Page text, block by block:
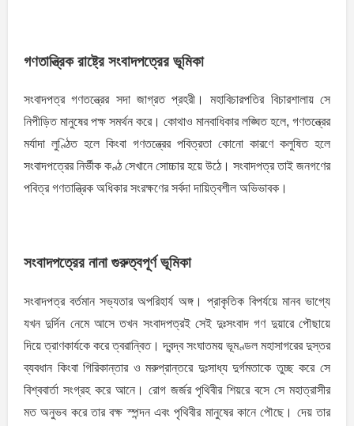
গণতান্ত্রিক রাষ্ট্রে সংবাদপত্রের ভূমিকা
সংবাদপত্র গণতন্ত্রের সদা জাগ্রত প্রহরী। মহাবিচারপতির বিচারশালায় সে
নিপীড়িত মানুষের পক্ষ সমর্থন করে। কোথাও মানবাধিকার লঙ্ঘিত হলে, গণতন্ত্রের
মর্যাদা লুণ্ঠিত হলে কিংবা গণতন্ত্রের পবিত্রতা কোনাে কারণে কলুষিত হলে
সংবাদপত্রের নির্ভীক কণ্ঠ সেখানে সোচ্চার হয়ে উঠে। সংবাদপত্র তাই জনগণের
পবিত্র গণতান্ত্রিক অধিকার সংরক্ষণের সর্বদা দায়িত্বশীল অভিভাবক।
সংবাদপত্রের নানা গুরুত্বপূর্ণ ভূমিকা
সংবাদপত্র বর্তমান সভ্যতার অপরিহার্য অঙ্গ। প্রাকৃতিক বিপর্যয়ে মানব ভাগ্যে
যখন দুর্দিন নেমে আসে তখন সংবাদপত্রই সেই দুঃসংবাদ গণ দুয়ারে পৌছায়ে
দিয়ে ত্রাণকার্যকে করে ত্বরান্বিত। দ্বন্দ্ব সংঘাতময় ভূমণ্ডল মহাসাগরের দুস্তর
ব্যবধান কিংবা গিরিকান্তার ও মরুপ্রান্তরে দুঃসাধ্য দুর্গমতাকে তুচ্ছ করে সে
বিশ্ববার্তা সংগ্রহ করে আনে। রােগ জর্জর পৃথিবীর শিয়রে বসে সে মহাত্রাসীর
মত অনুভব করে তার বক্ষ স্পন্দন এবং পৃথিবীর মানুষের কানে পৌছে। দেয় তার